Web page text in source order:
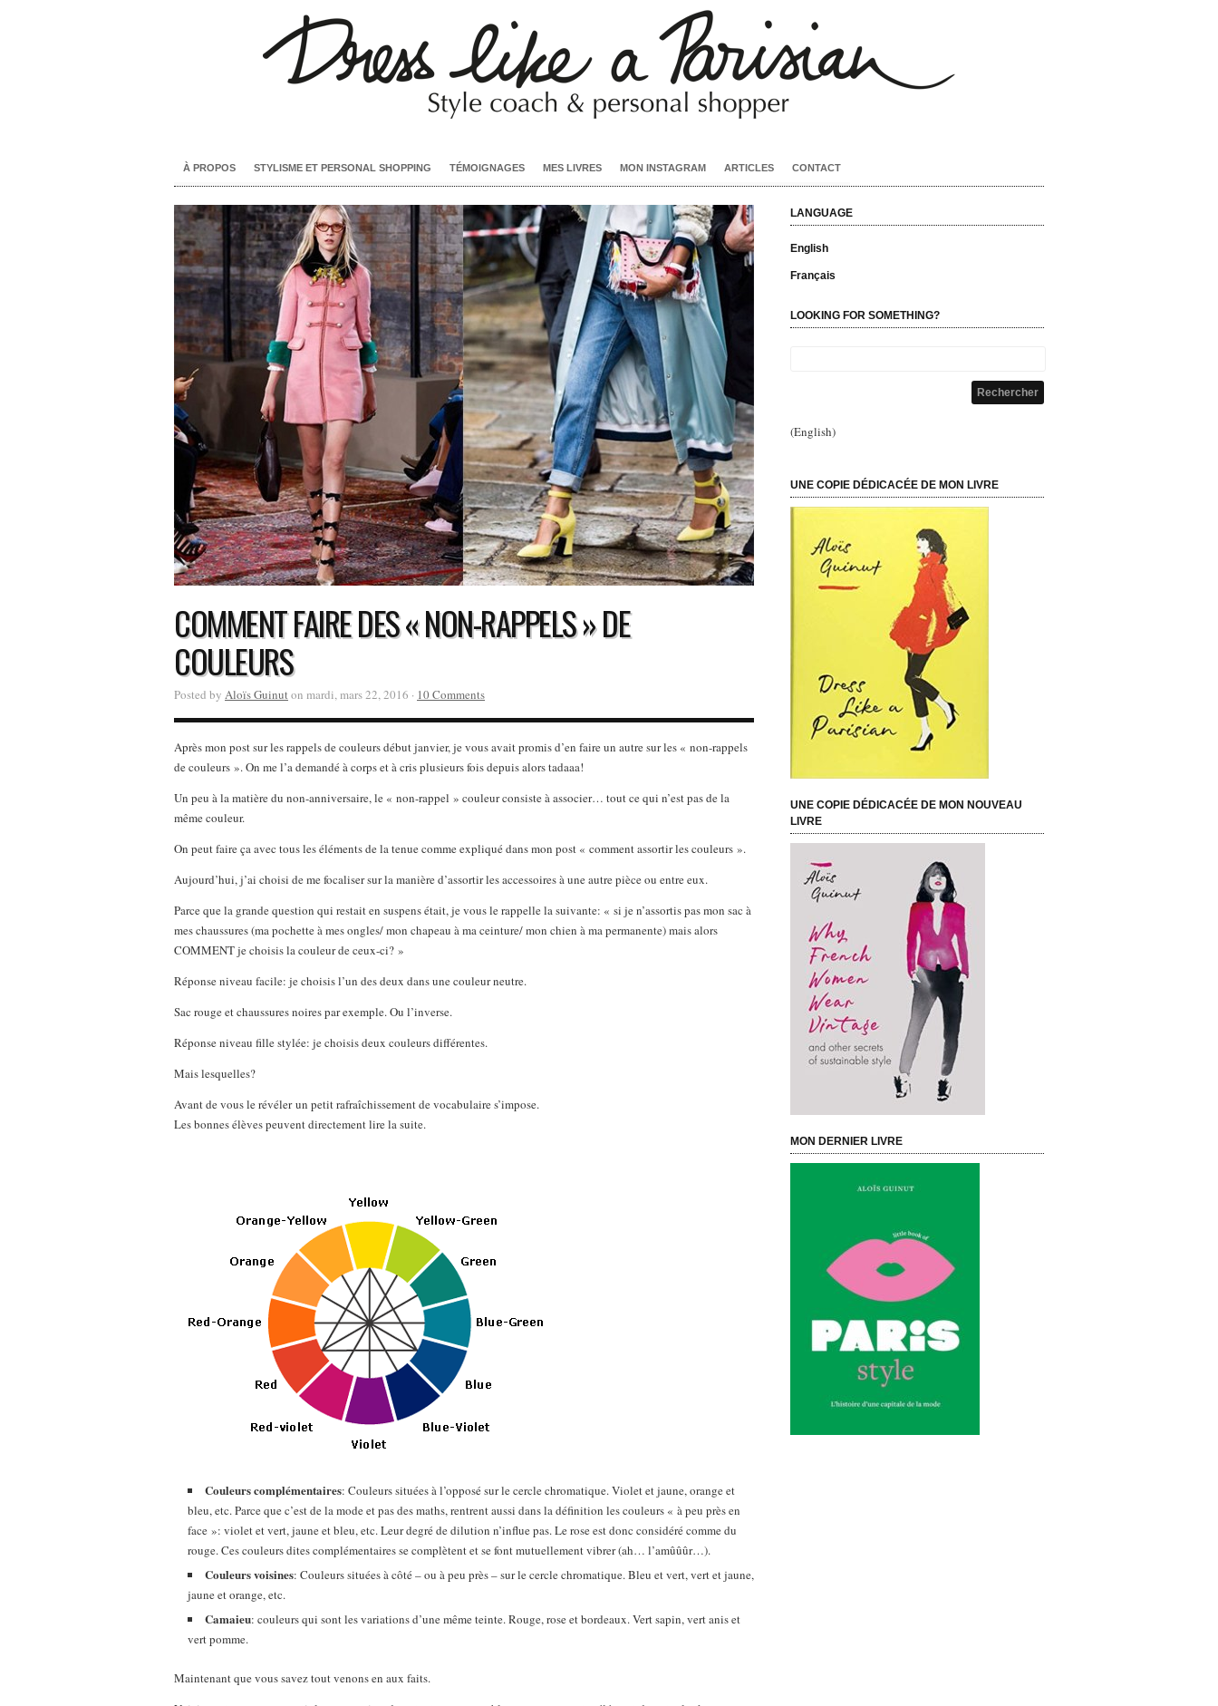
À PROPOS STYLISME ET PERSONAL SHOPPING TÉMOIGNAGES MES LIVRES MON INSTAGRAM ARTICLES CONTACT
COMMENT FAIRE DES « NON-RAPPELS » DE
COULEURS
Posted by Aloïs Guinuton mardi, mars 22, 2016 · 10 Comments
Après mon post sur les rappels de couleurs début janvier, je vous avait promis d’en faire un autre sur les « non-rappels
de couleurs ». On me l’a demandé à corps et à cris plusieurs fois depuis alors tadaaa!
Un peu à la matière du non-anniversaire, le « non-rappel » couleur consiste à associer… tout ce qui n’est pas de la
même couleur.
On peut faire ça avec tous les éléments de la tenue comme expliqué dans mon post « comment assortir les couleurs ».
Aujourd’hui, j’ai choisi de me focaliser sur la manière d’assortir les accessoires à une autre pièce ou entre eux.
Parce que la grande question qui restait en suspens était, je vous le rappelle la suivante: « si je n’assortis pas mon sac à
mes chaussures (ma pochette à mes ongles/ mon chapeau à ma ceinture/ mon chien à ma permanente) mais alors
COMMENT je choisis la couleur de ceux-ci? »
Réponse niveau facile: je choisis l’un des deux dans une couleur neutre.
Sac rouge et chaussures noires par exemple. Ou l’inverse.
Réponse niveau fille stylée: je choisis deux couleurs différentes.
Mais lesquelles?
Avant de vous le révéler un petit rafraîchissement de vocabulaire s’impose.
Les bonnes élèves peuvent directement lire la suite.
Couleurs complémentaires: Couleurs situées à l’opposé sur le cercle chromatique. Violet et jaune, orange et
bleu, etc. Parce que c’est de la mode et pas des maths, rentrent aussi dans la définition les couleurs « à peu près en
face »: violet et vert, jaune et bleu, etc. Leur degré de dilution n’influe pas. Le rose est donc considéré comme du
rouge. Ces couleurs dites complémentaires se complètent et se font mutuellement vibrer (ah… l’amûûûr…).
Couleurs voisines: Couleurs situées à côté – ou à peu près – sur le cercle chromatique. Bleu et vert, vert et jaune,
jaune et orange, etc.
Camaieu: couleurs qui sont les variations d’une même teinte. Rouge, rose et bordeaux. Vert sapin, vert anis et
vert pomme.
Maintenant que vous savez tout venons en aux faits.
LANGUAGE
English
Français
LOOKING FOR SOMETHING?
(English)
UNE COPIE DÉDICACÉE DE MON LIVRE
UNE COPIE DÉDICACÉE DE MON NOUVEAU
LIVRE
MON DERNIER LIVRE